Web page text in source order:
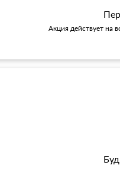
Акция действует на